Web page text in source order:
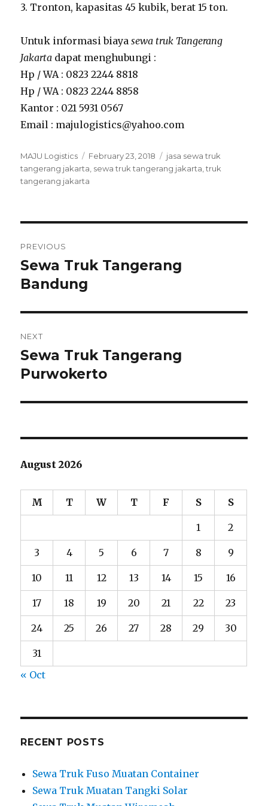
3. Tronton, kapasitas 45 kubik, berat 15 ton.
Untuk informasi biayasewa truk Tangerang
Jakarta dapat menghubungi :
Hp / WA : 0823 2244 8818
Hp / WA : 0823 2244 8858
Kantor : 021 5931 0567
Email : majulogistics@yahoo.com
Author
MAJU Logistics
Posted
on
February 23, 2018 Tags
jasa sewa truk
tangerang jakarta sewa truk tangerang jakarta ,truk
tangerang jakarta
navigation
PREVIOUS
Previous
post:
Sewa Truk Tangerang
Bandung
NEXT
Next
post:
Sewa Truk Tangerang
Purwokerto
August 2026
M T W T F S S
1 2
3 4 5 6 7 8 9
10 11 12 13 14 15 16
17 18 19 20 21 22 23
24 25 26 27 28 29 30
31
« Oct
RECENT POSTS
Sewa Truk Fuso Muatan Container
Sewa Truk Muatan Tangki Solar